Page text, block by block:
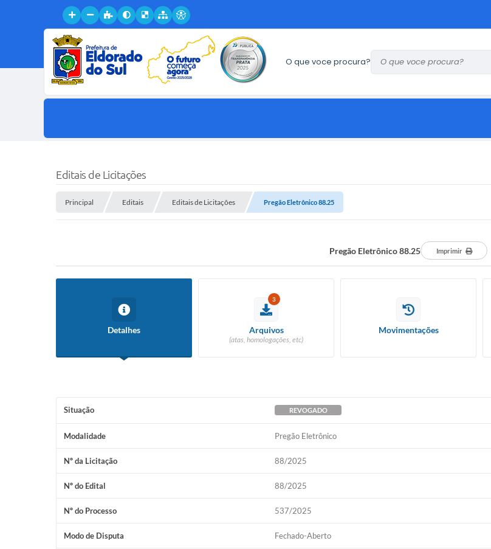
O que voce procura?
Editais de Licitações
Principal Editais Editais de Licitações Pregão Eletrônico 88.25
Pregão Eletrônico 88.25 Imprimir
Detalhes
3
Arquivos
(atas, homologações, etc)
Movimentações
Situação REVOGADO
Modalidade Pregão Eletrônico
Nº da Licitação 88/2025
Nº do Edital 88/2025
Nº do Processo 537/2025
Modo de Disputa Fechado-Aberto